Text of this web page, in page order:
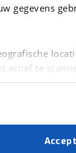
gegevens
actief te
worden
we
werkt.